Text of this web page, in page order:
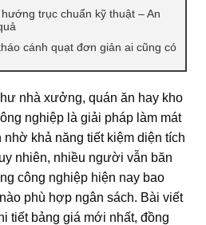
trục chuẩn kỹ thuật – An
cánh quạt đơn giản ai cũng có
nhà xưởng, quán ăn hay kho
nghiệp là giải pháp làm mát
khả năng tiết kiệm diện tích
nhiên, nhiều người vẫn băn
công nghiệp hiện nay bao
phù hợp ngân sách. Bài viết
tiết bảng giá mới nhất, đồng